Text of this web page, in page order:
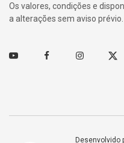
Os valores, condições e
a alterações sem aviso prévio.
Youtube FacebookInstagram
Desenvolvido